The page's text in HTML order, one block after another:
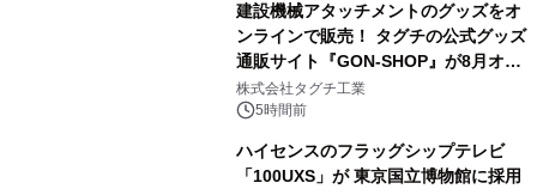
建設機械アタッチメントのグッズをオ
ンラインで販売！ タグチの公式グッズ
通販サイト『GON-SHOP』が8月オー
プン
株式会社タグチ工業
5時間前
ハイセンスのフラッグシップテレビ
「100UXS」が 東京国立博物館に採用